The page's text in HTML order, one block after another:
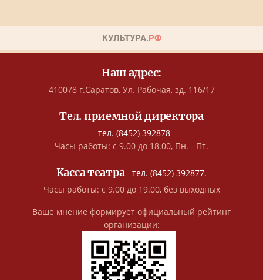
Наш адрес:
410078 г.Саратов, Ул. Рабочая, зд. 116/17
Тел. приемной директора
- тел. (8452) 392878
Часы работы: с 9.00 до 18.00, Пн. - Пт.
Касса театра- тел. (8452) 392877.
Часы работы: с 9.00 до 19.00, без выходных
Ваше мнение формирует официальный рейтинг
организации: